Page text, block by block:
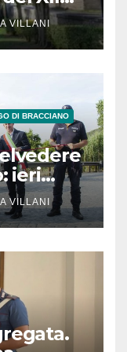
VILLANI
DI BRACCIANO
ieri
VILLANI